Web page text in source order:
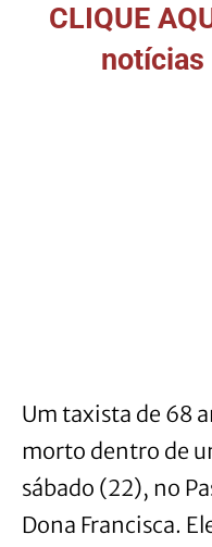
CLIQUE
notícias
Um taxista de 68
morto dentro de
sábado (22), no
Dona Francisca.